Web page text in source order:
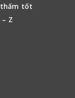
thấm tốt
Z